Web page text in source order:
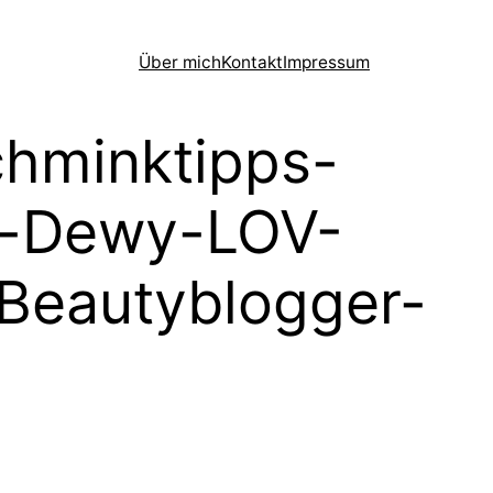
Über michKontaktImpressum
LOV-